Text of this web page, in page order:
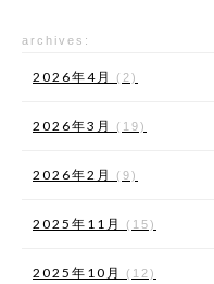
archives:
2026年4月 (2)
2026年3月 (19)
2026年2月 (9)
2025年11月 (15)
2025年10月 (12)